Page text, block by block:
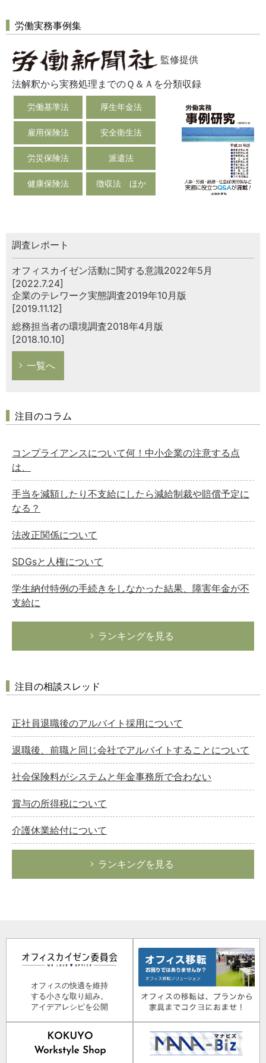
労働実務事例集
監修提供
法解釈から実務処理までのＱ＆Ａを分類収録
労働基準法 厚生年金法
雇用保険法 安全衛生法
労災保険法 派遣法
健康保険法 徴収法 ほか
調査レポート
オフィスカイゼン活動に関する意識2022年5月
[2022.7.24]
企業のテレワーク実態調査2019年10月版
[2019.11.12]
総務担当者の環境調査2018年4月版
[2018.10.10]
一覧へ
注目のコラム
コンプライアンスについて何！中小企業の注意する点
は、
手当を減額したり不支給にしたら減給制裁や賠償予定に
なる？
法改正関係について
SDGsと人権について
学生納付特例の手続きをしなかった結果、障害年金が不
支給に
ランキングを見る
注目の相談スレッド
正社員退職後のアルバイト採用について
退職後、前職と同じ会社でアルバイトすることについて
社会保険料がシステムと年金事務所で合わない
賞与の所得税について
介護休業給付について
ランキングを見る
オフィスの快適を維持
する小さな取り組み。
アイデアレシピを公開